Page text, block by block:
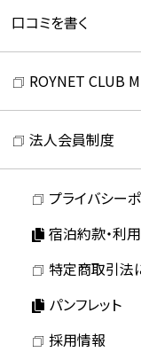
口コミを書く
ROYNET CLUB
法人会員制度
プライバシー
宿泊約款・利
特定商取引法
パンフレット
採用情報